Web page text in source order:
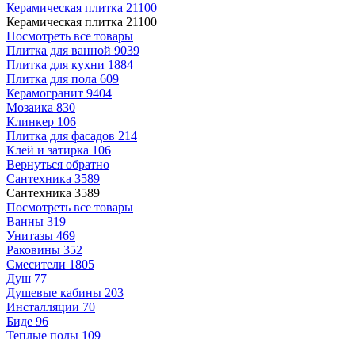
Керамическая плитка 21100
Керамическая плитка 21100
Посмотреть все товары
Плитка для ванной 9039
Плитка для кухни 1884
Плитка для пола 609
Керамогранит 9404
Мозаика 830
Клинкер 106
Плитка для фасадов 214
Клей и затирка 106
Вернуться обратно
Сантехника 3589
Сантехника 3589
Посмотреть все товары
Ванны 319
Унитазы 469
Раковины 352
Смесители 1805
Душ 77
Душевые кабины 203
Инсталляции 70
Биде 96
Теплые полы 109